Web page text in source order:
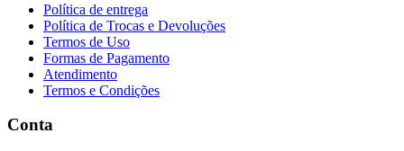
Política de entrega
Política de Trocas e Devoluções
Termos de Uso
Formas de Pagamento
Atendimento
Termos e Condições
Conta